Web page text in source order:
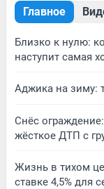
Главное
Близко к нулю:
наступит самая
Аджика на зиму:
Снёс
жёсткое ДТП с
Жизнь в тихом
ставке 4,5% для